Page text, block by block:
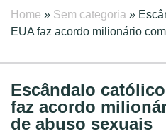
Home » Sem categoria »
EUA faz acordo milionário
Escândalo
faz acordo
de abuso sexuais